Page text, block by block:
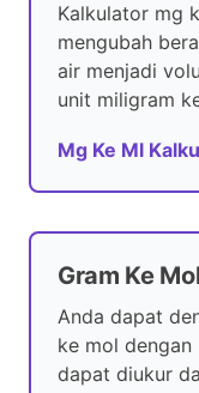
Kalkulator mg
mengubah
air menjadi
unit miligram
Mg Ke Ml
Gram Ke
Anda dapat
ke mol
dapat diukur